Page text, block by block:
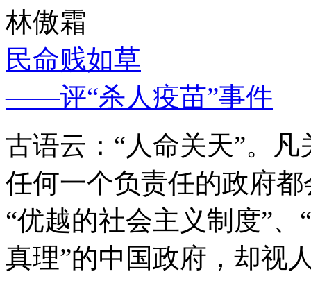
林傲霜
民命贱如草
——评“杀人疫苗”事件
古语云：“人命关天”。
任何一个负责任的政府
“优越的社会主义制度”
真理”的中国政府，却视